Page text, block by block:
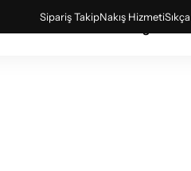
Sipariş TakipNakış Hizmeti
Basic Ürünler Sağlık